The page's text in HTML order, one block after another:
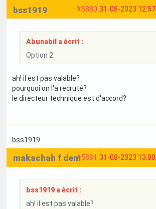
#5880 31-08-2023 12:57
bss1919
Abunabil a écrit :
Option 2
ah! il est pas valable?
pourquoi on l'a recruté?
le directeur technique est d'accord?
bss1919
#5881 31-08-2023 13:00
makachah f dem
bss1919 a écrit :
ah! il est pas valable?